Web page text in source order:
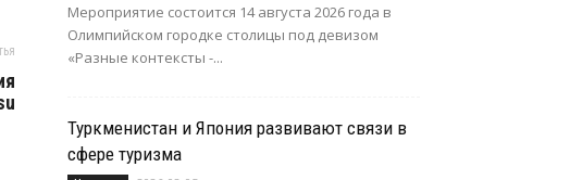
Мероприятие состоится 14 августа 2026 года в
Олимпийском городке столицы под девизом
«Разные контексты -...
Туркменистан и Япония развивают связи в
сфере туризма